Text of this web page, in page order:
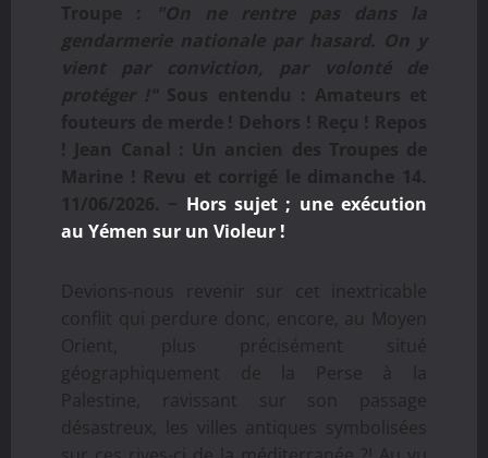
Troupe :
"On ne rentre pas dans la
gendarmerie nationale par hasard. On y
vient par conviction, par volonté de
protéger !" Sous entendu : Amateurs et
fouteurs de merde ! Dehors ! Reçu ! Repos
! Jean Canal : Un ancien des Troupes de
Marine ! Revu et corrigé le dimanche 14.
11/06/2026. − Hors sujet ; une exécution
au Yémen sur un Violeur !
Devions-nous revenir sur cet inextricable
conflit qui perdure donc, encore, au Moyen
Orient, plus précisément situé
géographiquement de la Perse à la
Palestine, ravissant sur son passage
désastreux, les villes antiques symbolisées